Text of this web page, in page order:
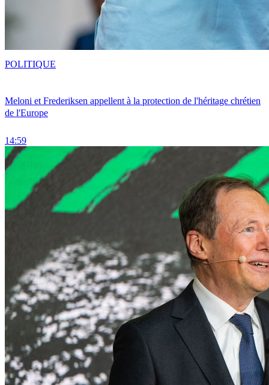
Meloni et Frederiksen appellent à la protection de l'héritage chrétien
de l'Europe
14:59
POLITIQUE